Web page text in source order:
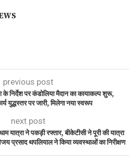
previous post
के निर्देश पर कंडोलिया मैदान का कायाकल्प शुरू,
युद्धस्तर पर जारी, मिलेगा नया स्वरूप
next post
यात्रा ने पकड़ी रफ्तार, बीकेटीसी ने पूरी की यात्रा
प्रसाद थपलियाल ने किया व्यवस्थाओं का निरीक्षण